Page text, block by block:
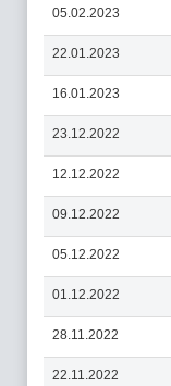
05.02.2023
22.01.2023
16.01.2023
23.12.2022
12.12.2022
09.12.2022
05.12.2022
01.12.2022
28.11.2022
22.11.2022